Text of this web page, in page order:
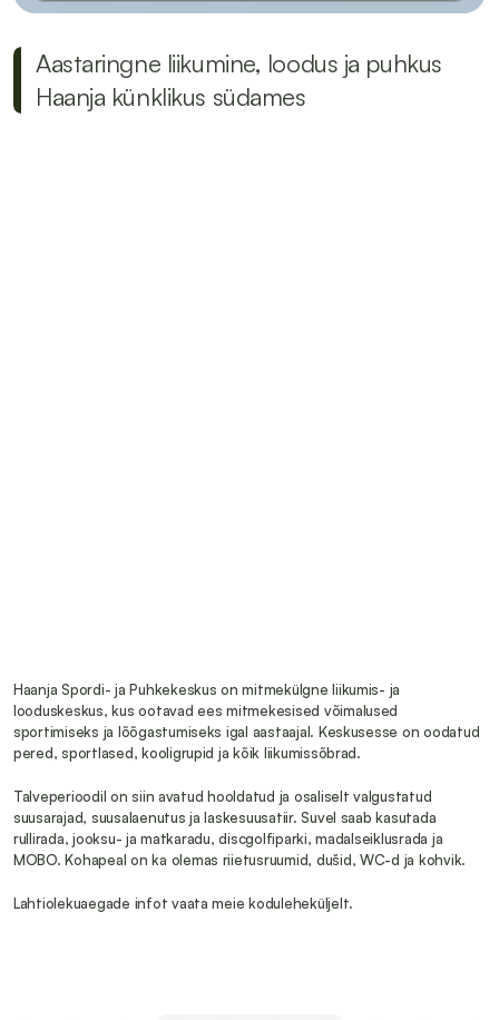
Aastaringne liikumine, loodus ja puhkus
Haanja künklikus südames
Haanja Spordi- ja Puhkekeskus on mitmekülgne liikumis- ja
looduskeskus, kus ootavad ees mitmekesised võimalused
sportimiseks ja lõõgastumiseks igal aastaajal. Keskusesse on oodatud
pered, sportlased, kooligrupid ja kõik liikumissõbrad.
Talveperioodil on siin avatud hooldatud ja osaliselt valgustatud
suusarajad, suusalaenutus ja laskesuusatiir. Suvel saab kasutada
rullirada, jooksu- ja matkaradu, discgolfiparki, madalseiklusrada ja
MOBO. Kohapeal on ka olemas riietusruumid, dušid, WC-d ja kohvik.
Lahtiolekuaegade infot vaata meie koduleheküljelt.